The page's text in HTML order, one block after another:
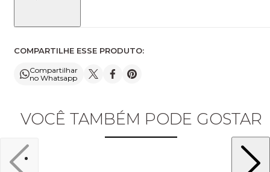
COMPARTILHE ESSE PRODUTO:
Compartilhar
no Whatsapp
VOCÊ TAMBÉM PODE GOSTAR